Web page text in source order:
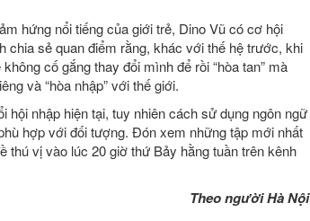
hứng nổi tiếng của giới trẻ, Dino Vũ có cơ hội
sẻ quan điểm rằng, khác với thế hệ trước, khi
cố gắng thay đổi mình để rồi “hòa tan” mà
và “hòa nhập” với thế giới.
hội nhập hiện tại, tuy nhiên cách sử dụng ngôn ngữ
hợp với đối tượng. Đón xem những tập mới nhất
vị vào lúc 20 giờ thứ Bảy hằng tuần trên kênh
Theo người Hà Nội